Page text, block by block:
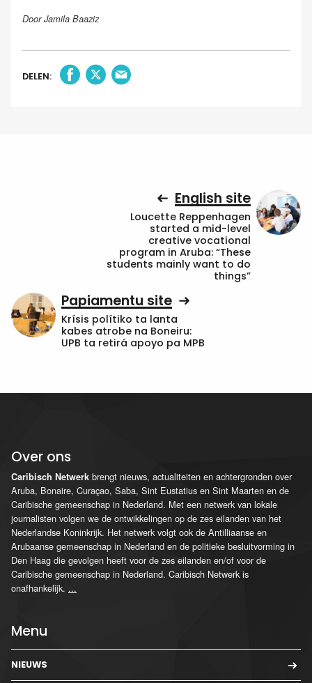
Door Jamila Baaziz
DELEN:
English site
Loucette Reppenhagen
started a mid-level
creative vocational
program in Aruba: “These
students mainly want to do
things”
Papiamentu site
Krísis polítiko ta lanta
kabes atrobe na Boneiru:
UPB ta retirá apoyo pa MPB
Over ons
Caribisch Netwerk brengt nieuws, actualiteiten en achtergronden over
Aruba, Bonaire, Curaçao, Saba, Sint Eustatius en Sint Maarten en de
Caribische gemeenschap in Nederland. Met een netwerk van lokale
journalisten volgen we de ontwikkelingen op de zes eilanden van het
Nederlandse Koninkrijk. Het netwerk volgt ook de Antilliaanse en
Arubaanse gemeenschap in Nederland en de politieke besluitvorming in
Den Haag die gevolgen heeft voor de zes eilanden en/of voor de
Caribische gemeenschap in Nederland. Caribisch Netwerk is
onafhankelijk. ...
Menu
NIEUWS